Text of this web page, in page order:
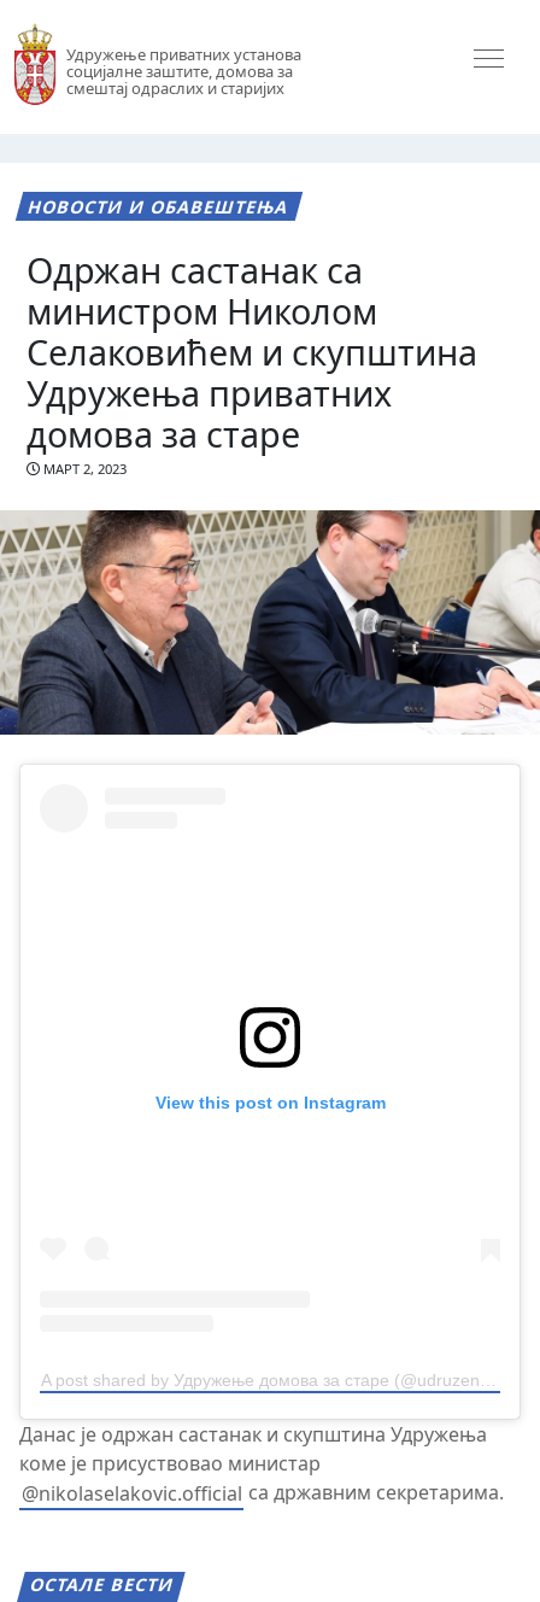
Удружење приватних установа
социјалне заштите, домова за
смештај одраслих и старијих
НОВОСТИ И ОБАВЕШТЕЊА
Одржан састанак са
министром Николом
Селаковићем и скупштина
Удружења приватних
домова за старе
МАРТ 2, 2023
View this post on Instagram
Данас је одржан састанак и скупштина Удружења
коме је присуствовао министар
@nikolaselakovic.official са државним секретарима.
ОСТАЛЕ ВЕСТИ